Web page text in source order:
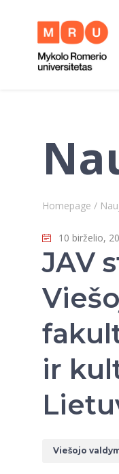
Homepage /
10 birželio,
JAV
ir
Viešojo